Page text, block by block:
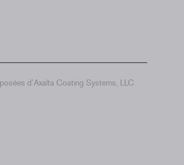
d’Axalta Coating Systems, LLC